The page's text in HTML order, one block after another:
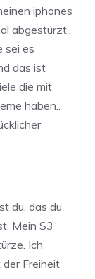
iphones
abgestürzt..
sei es
das ist
die mit
haben..
du, das du
Mein S3
Ich
Freiheit